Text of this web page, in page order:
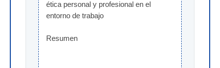
ética personal y profesional en el
entorno de trabajo
Resumen